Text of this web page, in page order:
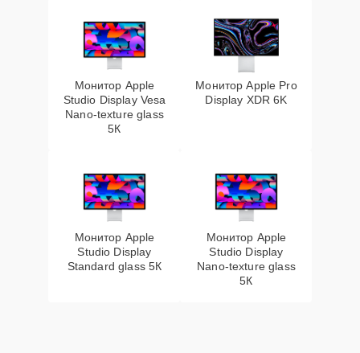
Монитор Apple
Studio Display Vesa
Nano-texture glass
5К
Монитор Apple Pro
Display XDR 6K
Монитор Apple
Studio Display
Standard glass 5К
Монитор Apple
Studio Display
Nano-texture glass
5К